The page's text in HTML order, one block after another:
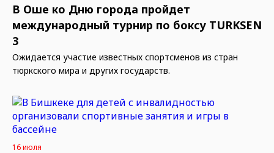
В Оше ко Дню города пройдет
международный турнир по боксу TURKSEN
3
Ожидается участие известных спортсменов из стран
тюркского мира и других государств.
16 июля